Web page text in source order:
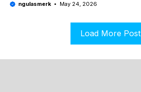
ngulasmerk May 24, 2026
Load More Post